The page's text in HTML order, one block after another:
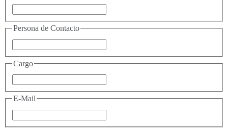
Persona de Contacto
Cargo
E-Mail